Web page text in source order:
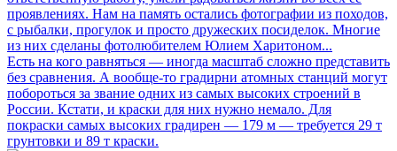
проявлениях. Нам на память остались фотографии из походов,
с рыбалки, прогулок и просто дружеских посиделок. Многие
из них сделаны фотолюбителем Юлием Харитоном...
Есть на кого равняться — иногда масштаб сложно представить
без сравнения. А вообще-то градирни атомных станций могут
побороться за звание одних из самых высоких строений в
России. Кстати, и краски для них нужно немало. Для
покраски самых высоких градирен — 179 м — требуется 29 т
грунтовки и 89 т краски.